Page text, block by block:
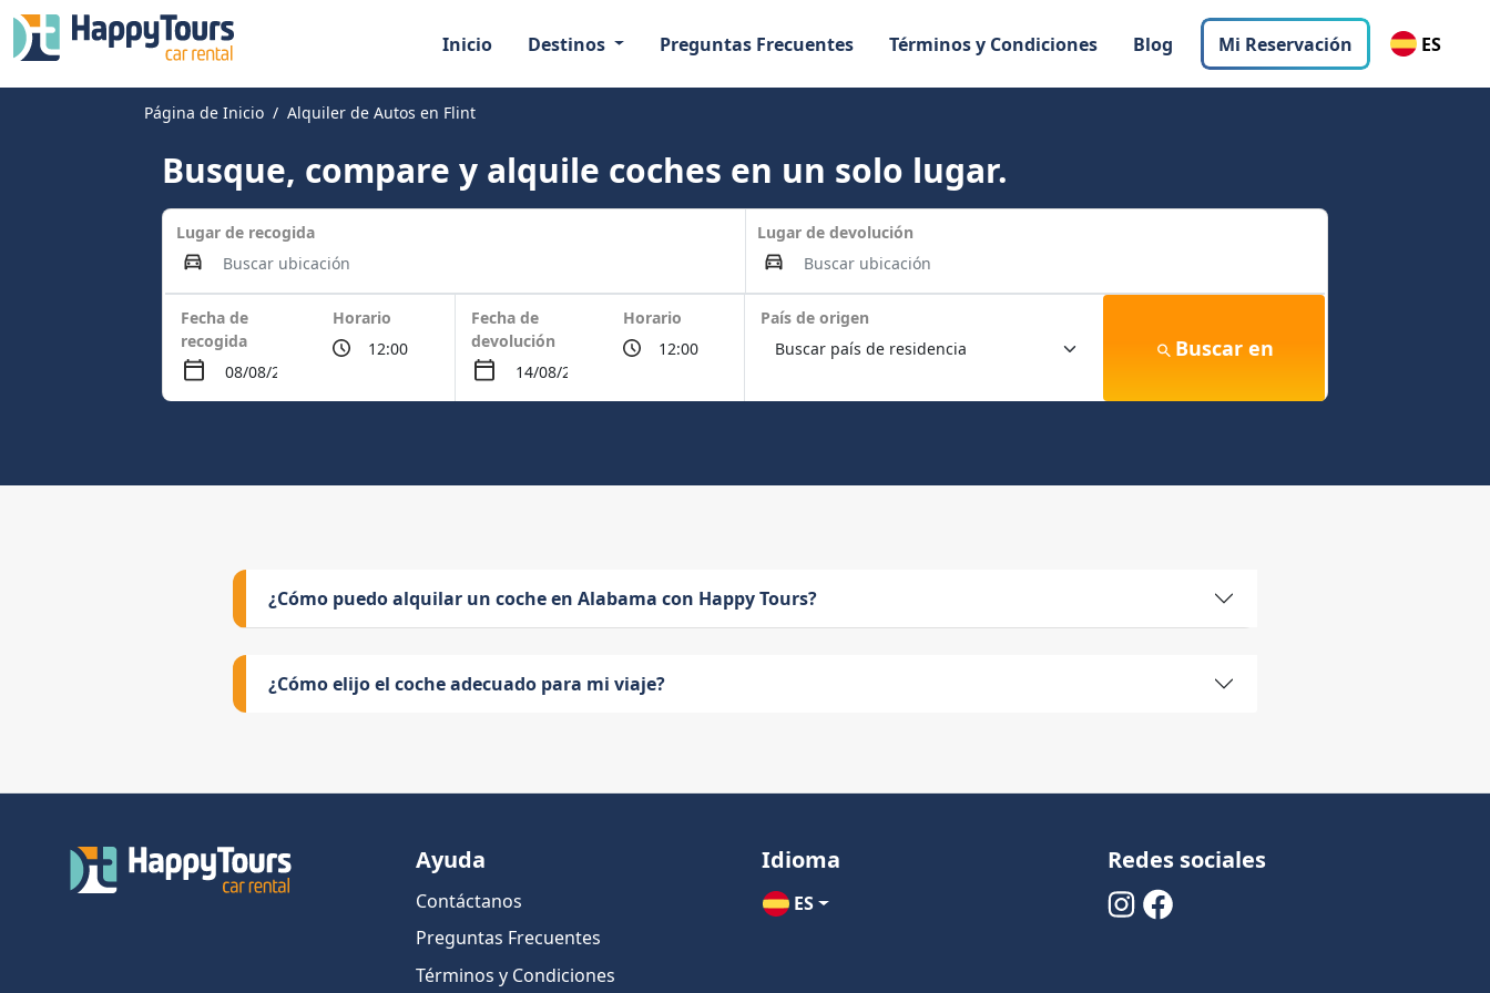
Inicio Destinos Preguntas Frecuentes Términos y Condiciones Blog Mi Reservación ES
Página de Inicio Alquiler de Autos en Flint
Busque, compare y alquile coches en un solo lugar.
Lugar de recogida Lugar de devolución
Fecha de
recogida
Horario
Fecha de
devolución
Horario País de origen
Buscar en
¿Cómo puedo alquilar un coche en Alabama con Happy Tours?
¿Cómo elijo el coche adecuado para mi viaje?
Ayuda
Contáctanos
Preguntas Frecuentes
Términos y Condiciones
Idioma
ES
Redes sociales